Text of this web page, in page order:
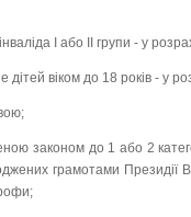
I або II групи - у
дітей віком до 18 років - у
законом до 1 або 2
грамотами Президії